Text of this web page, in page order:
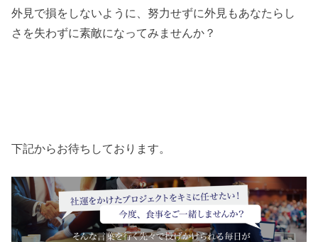
外見で損をしないように、努力せずに外見もあなたらし
さを失わずに素敵になってみませんか？
下記からお待ちしております。